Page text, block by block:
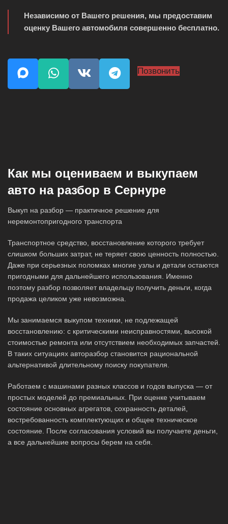
Независимо от Вашего решения, мы предоставим
оценку Вашего автомобиля совершенно бесплатно.
Позвонить
Как мы оцениваем и выкупаем
авто на разбор в Сернуре
Выкуп на разбор — практичное решение для
неремонтопригодного транспорта
Транспортное средство, восстановление которого требует
слишком больших затрат, не теряет свою ценность полностью.
Даже при серьезных поломках многие узлы и детали остаются
пригодными для дальнейшего использования. Именно
поэтому разбор позволяет владельцу получить деньги, когда
продажа целиком уже невозможна.
Мы занимаемся выкупом техники, не подлежащей
восстановлению: с критическими неисправностями, высокой
стоимостью ремонта или отсутствием необходимых запчастей.
В таких ситуациях авторазбор становится рациональной
альтернативой длительному поиску покупателя.
Работаем с машинами разных классов и годов выпуска — от
простых моделей до премиальных. При оценке учитываем
состояние основных агрегатов, сохранность деталей,
востребованность комплектующих и общее техническое
состояние. После согласования условий вы получаете деньги,
а все дальнейшие вопросы берем на себя.